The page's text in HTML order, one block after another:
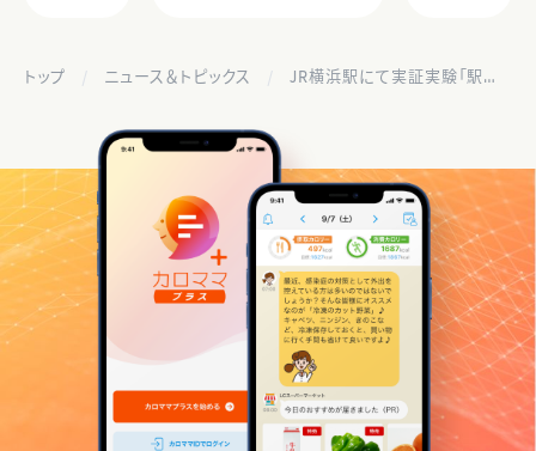
トップ ニュース＆トピックス JR横浜駅にて実証実験「駅チカふらっと健康測定」に、協力企業として参加します